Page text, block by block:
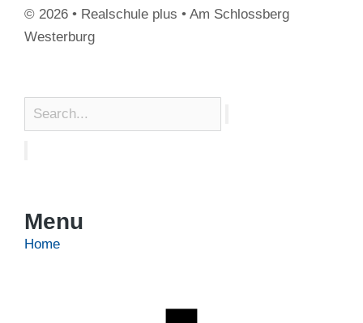
© 2026 • Realschule plus • Am Schlossberg
Westerburg
Menu
Home